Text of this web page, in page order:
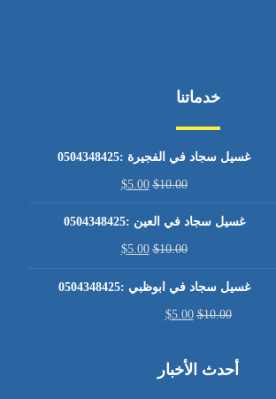
خدماتنا
غسيل سجاد في الفجيرة :0504348425
$10.00
$5.00
غسيل سجاد في العين :0504348425
$10.00
$5.00
غسيل سجاد في ابوظبي :0504348425
$10.00
$5.00
أحدث الأخبار